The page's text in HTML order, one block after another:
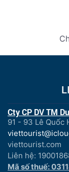
Cty CP DV TM
91 - 93 Lê Quốc
viettourist.com
Liên hệ:
Mã số thuế: